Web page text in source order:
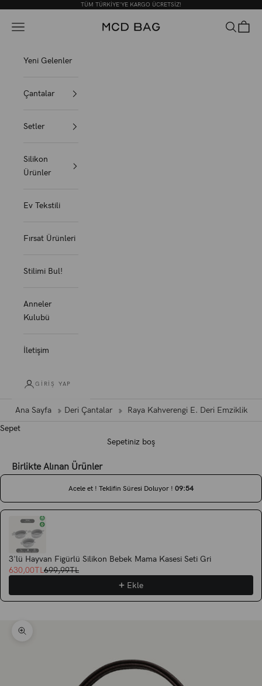
TÜM TÜRKİYE'YE KARGO ÜCRETSİZ!
MCD BAG
Menü Ara Sepet
Yeni Gelenler
Çantalar
Setler
Silikon
Ürünler
Ev Tekstili
Fırsat Ürünleri
Stilimi Bul!
Anneler
Kulubü
İletişim
GIRIŞ YAP
Ana Sayfa Deri Çantalar
Raya Kahverengi E. Deri Emziklik
Sepet
Sepetiniz boş
Birlikte Alınan Ürünler
Acele et ! Teklifin Süresi Doluyor ! 09:53
Use the Previous and Next buttons to navigate through product
3'lü Hayvan Figürlü Silikon Bebek Mama Kasesi Seti Gri
630,00TL699,99TL
Ekle
Yakınlaştır